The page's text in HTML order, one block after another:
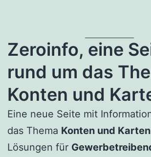
Zeroinfo, eine
rund um das
Konten und
Eine neue Seite mit
das Thema Konten und Karten
Lösungen für